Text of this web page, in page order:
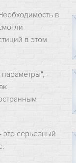
в
в этом
-
это серьезный